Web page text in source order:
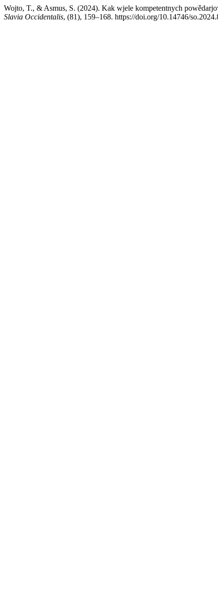
Wojto, T., & Asmus, S. (2024). Kak wjele kompetentnych
Slavia Occidentalis, (81), 159–168. https://doi.org/10.14746/